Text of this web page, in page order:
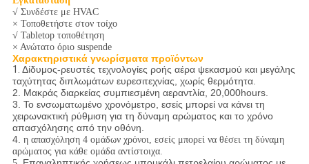
√ Συνδέστε με HVAC
× Τοποθετήστε στον τοίχο
√ Tabletop τοποθέτηση
× Ανώτατο όριο suspende
Χαρακτηριστικά γνωρίσματα προϊόντων
1. Δίδυμος-ρευστές τεχνολογίες ροής αέρα ψεκασμού και μεγάλης
ταχύτητας διπλωμάτων ευρεσιτεχνίας, χωρίς θερμότητα.
2. Μακράς διαρκείας συμπιεσμένη αεραντλία, 20,000hours.
3. Το ενσωματωμένο χρονόμετρο, εσείς μπορεί να κάνει τη
χειρωνακτική ρύθμιση για τη δύναμη αρώματος και το χρόνο
απασχόλησης από την οθόνη.
4. η απασχόληση 4 ομάδων χρόνοι, εσείς μπορεί να θέσει τη δύναμη
αρώματος για κάθε ομάδα αντίστοιχα.